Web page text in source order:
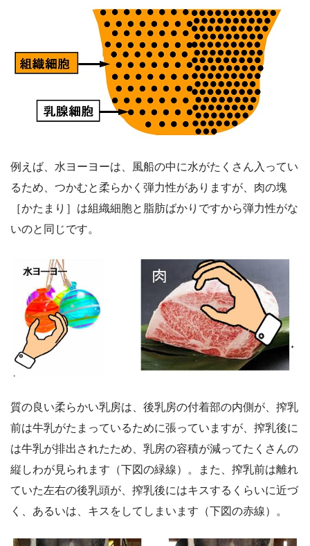
例えば、水ヨーヨーは、風船の中に水がたくさん入ってい
るため、つかむと柔らかく弾力性がありますが、肉の塊
［かたまり］は組織細胞と脂肪ばかりですから弾力性がな
いのと同じです。
質の良い柔らかい乳房は、後乳房の付着部の内側が、搾乳
前は牛乳がたまっているために張っていますが、搾乳後に
は牛乳が排出されたため、乳房の容積が減ってたくさんの
縦しわが見られます（下図の緑線）。また、搾乳前は離れ
ていた左右の後乳頭が、搾乳後にはキスするくらいに近づ
く、あるいは、キスをしてしまいます（下図の赤線）。